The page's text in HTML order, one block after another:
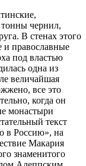
чернил,
В стенах этого
и православные
под властью
одна из
величайшая
все это
когда он
монастыри
текст
в Россию», на
Макария
знаменитого